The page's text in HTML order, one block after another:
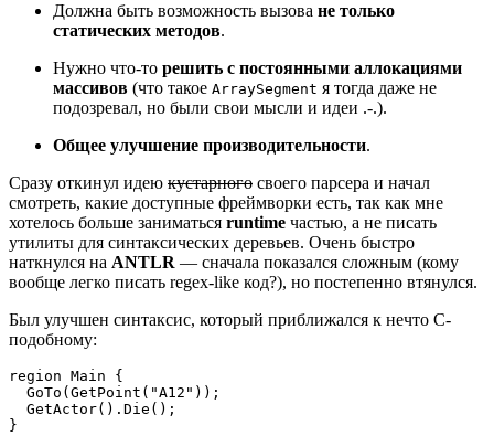
Должна быть возможность вызова не только
статических методов.
Нужно что-то решить с постоянными аллокациями
массивов (что такое ArraySegment я тогда даже не
подозревал, но были свои мысли и идеи .-.).
Общее улучшение производительности.
Сразу откинул идею кустарного своего парсера и начал
смотреть, какие доступные фреймворки есть, так как мне
хотелось больше заниматься runtime частью, а не писать
утилиты для синтаксических деревьев. Очень быстро
наткнулся на ANTLR — сначала показался сложным (кому
вообще легко писать regex‑like код?), но постепенно втянулся.
Был улучшен синтаксис, который приближался к нечто С-
подобному:
region Main {
  GoTo(GetPoint("A12"));
  GetActor().Die();
}